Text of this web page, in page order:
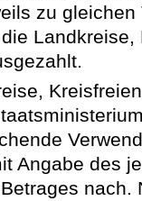
zu
Angabe des
nach.